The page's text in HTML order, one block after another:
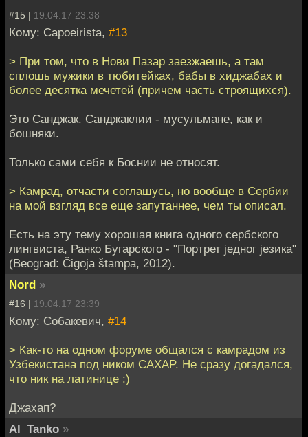
#15 | 19.04.17 23:38
Кому: Capoeirista, #13
> При том, что в Нови Пазар заезжаешь, а там
сплошь мужики в тюбитейках, бабы в хиджабах и
более десятка мечетей (причем часть строящихся).
Это Санджак. Санджаклии - мусульмане, как и
бошняки.
Только сами себя к Боснии не относят.
> Камрад, отчасти соглашусь, но вообще в Сербии
на мой взгляд все еще запутаннее, чем ты описал.
Есть на эту тему хорошая книга одного сербского
лингвиста, Ранко Бугарского - "Портрет једног језика"
(Beograd: Čigoja štampa, 2012).
Nord »
#16 | 19.04.17 23:39
Кому: Собакевич, #14
> Как-то на одном форуме общался с камрадом из
Узбекистана под ником CAXAP. Не сразу догадался,
что ник на латинице :)
Джахап?
Al_Tanko »